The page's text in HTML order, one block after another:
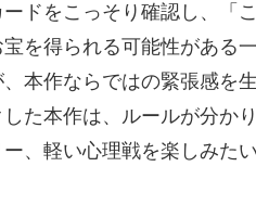
ドをこっそり確認し、「
を得られる可能性がある
本作ならではの緊張感を
た本作は、ルールが分か
、軽い心理戦を楽しみた